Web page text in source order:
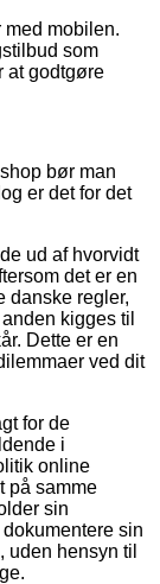
mobilen.
som
at godtgøre
bør man
er det for det
ud af hvorvidt
det er en
danske regler,
kigges til
Dette er en
ved dit
for de
i
online
på samme
sin
sin
uden hensyn til